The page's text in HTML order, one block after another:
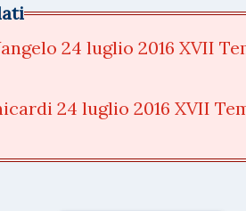
24 luglio 2016 XVII
24 luglio 2016 XVII